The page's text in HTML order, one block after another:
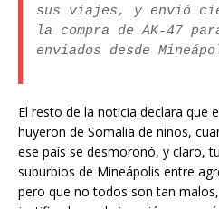
sus viajes, y envió
la compra de AK-47
enviados desde
El resto de la noticia declara que
huyeron de Somalia de niños,
ese país se desmoronó, y claro,
suburbios de Mineápolis entre
pero que no todos son tan